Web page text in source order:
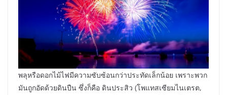
พลุหรือดอกไม้ไฟมีความซับซ้อนกว่าประทัดเล็กน้อย เพราะพวก
มันถูกอัดด้วยดินปืน ซึ่งก็คือ ดินประสิว (โพแทสเซียมไนเตรต,